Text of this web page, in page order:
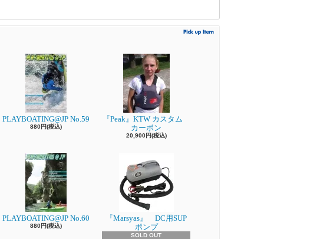
PLAYBOATING@JP No.59
880円(税込)
『Peak』KTW カスタム
カーボン
20,900円(税込)
PLAYBOATING@JP No.60
880円(税込)
『Marsyas』 DC用SUP
ポンプ
SOLD OUT